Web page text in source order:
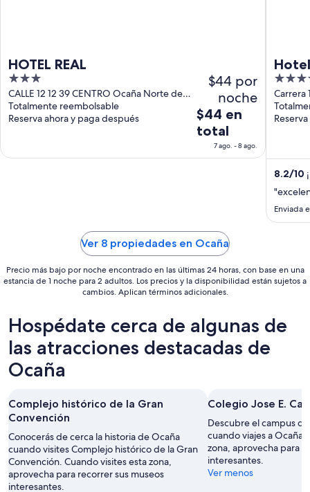
HOTEL REAL
3
out
of
5
CALLE 12 12 39 CENTRO Ocaña Norte de
Santander
Totalmente reembolsable
Reserva ahora y paga después
$44 por
noche
El
precio
de
noche
del
7
ago
al
ago
$44 en
total
7 ago. - 8 ago.
3.5
out
of
5
Carrera
8.2/10
Enviada
Ver 8 propiedades en Ocaña
Precio más bajo por noche encontrado en las últimas 24 horas, con base en una
estancia de 1 noche para 2 adultos. Los precios y la disponibilidad están sujetos a
cambios. Aplican términos adicionales.
Hospédate cerca de algunas de
las atracciones destacadas de
Ocaña
Complejo histórico de la Gran
Convención
Conocerás de cerca la historia de Ocaña
cuando visites Complejo histórico de la Gran
Convención. Cuando visites esta zona,
aprovecha para recorrer sus museos
interesantes.
Colegio Jose E.
Descubre el campus
cuando viajes a Ocaña.
zona, aprovecha para
interesantes.
Ver menos